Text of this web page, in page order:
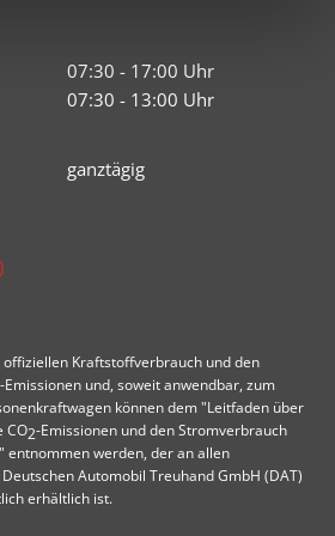
07:30 - 17:00 Uhr
07:30 - 13:00 Uhr
ganztägig
Kraftstoffverbrauch und den
-Emissionen und, soweit anwendbar, zum
können dem "Leitfaden über
CO2-Emissionen und den Stromverbrauch
entnommen werden, der an allen
Automobil Treuhand GmbH (DAT)
erhältlich ist.